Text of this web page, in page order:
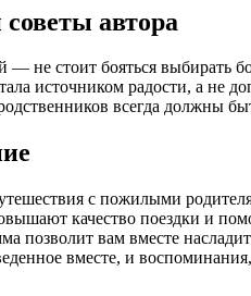
автора
— не стоит бояться выбирать
источником радости, а не
всегда должны
с пожилыми
качество поездки и
позволит вам вместе
вместе, и